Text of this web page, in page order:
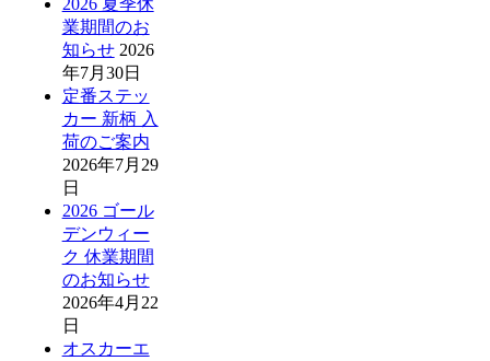
2026 夏季休
業期間のお
知らせ 2026
年7月30日
定番ステッ
カー 新柄 入
荷のご案内
2026年7月29
日
2026 ゴール
デンウィー
ク 休業期間
のお知らせ
2026年4月22
日
オスカーエ